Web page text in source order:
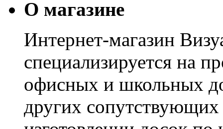
О магазине
Интернет-магазин
специализируется на
офисных и школьных
других сопутствующих